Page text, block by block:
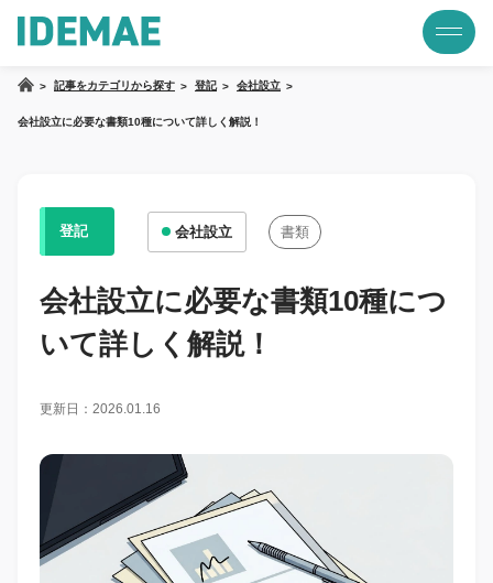
記事をカテゴリから探す 登記 会社設立
会社設立に必要な書類10種について詳しく解説！
登記 会社設立 書類
会社設立に必要な書類10種につ
いて詳しく解説！
更新日：2026.01.16